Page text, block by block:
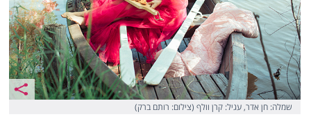
שמלה: חן אדר, עגיל: קרן וולף (צילום: רותם ברק)